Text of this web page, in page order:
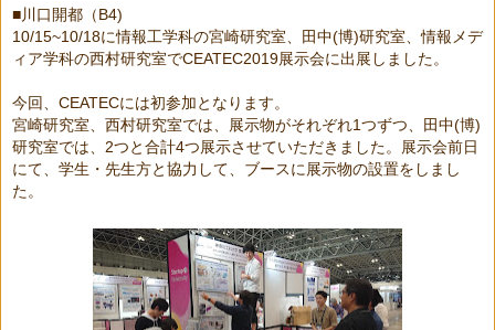
■川口開都（B4)
10/15~10/18に情報工学科の宮崎研究室、田中(博)研究室、情報メデ
ィア学科の西村研究室でCEATEC2019展示会に出展しました。
今回、 CEATECには初参加となります。
宮崎研究室、西村研究室では、展示物がそれぞれ1つずつ、田中(博)
研究室では、 2つと合計4つ展示させていただきました。展示会前日
にて、学生・先生方と協力して、ブースに展示物の設置をしまし
た。